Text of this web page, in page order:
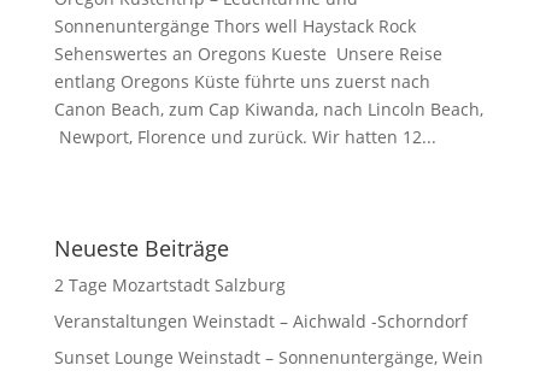
Sonnenuntergänge Thors well Haystack Rock
Sehenswertes an Oregons Kueste Unsere Reise
entlang Oregons Küste führte uns zuerst nach
Canon Beach, zum Cap Kiwanda, nach Lincoln Beach,
Newport, Florence und zurück. Wir hatten 12...
Neueste Beiträge
2 Tage Mozartstadt Salzburg
Veranstaltungen Weinstadt – Aichwald -Schorndorf
Sunset Lounge Weinstadt – Sonnenuntergänge, Wein